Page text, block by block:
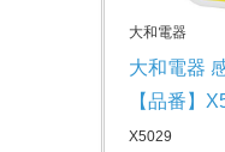
大和電器
大和電器
【品番】
X5029